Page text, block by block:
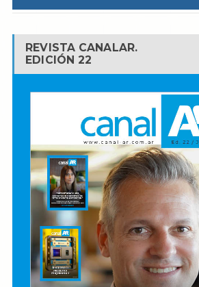
REVISTA CANALAR.
EDICIÓN 22